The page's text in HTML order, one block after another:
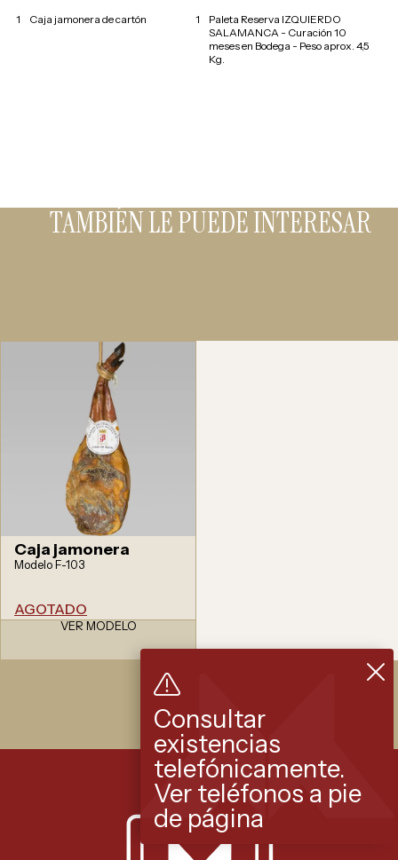
1 Caja jamonera de cartón 1
Paleta Reserva IZQUIERDO
SALAMANCA - Curación 10
meses en Bodega - Peso aprox. 4,5
Kg.
TAMBIÉN LE PUEDE INTERESAR
Caja jamonera
Modelo F-103
AGOTADO
VER MODELO
Consultar
existencias
telefónicamente.
Ver teléfonos a pie
de página